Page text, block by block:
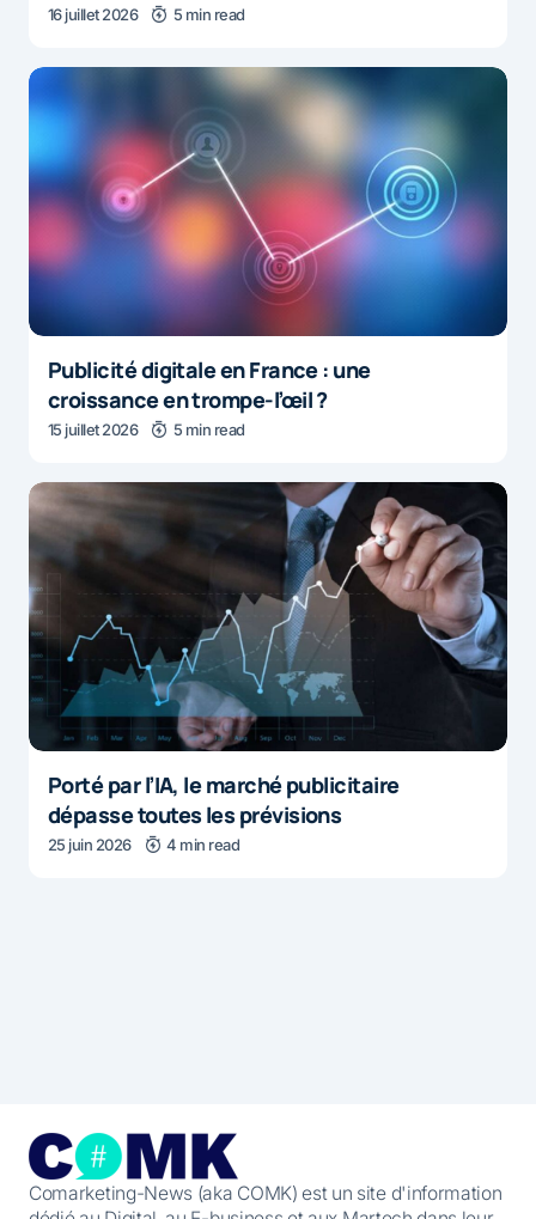
16 juillet 2026 5 min read
Publicité digitale en France : une
croissance en trompe-l’œil ?
15 juillet 2026 5 min read
Porté par l’IA, le marché publicitaire
dépasse toutes les prévisions
25 juin 2026 4 min read
Comarketing-News (aka COMK) est un site d'information